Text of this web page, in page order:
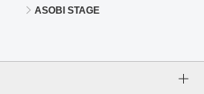
ASOBI STAGE